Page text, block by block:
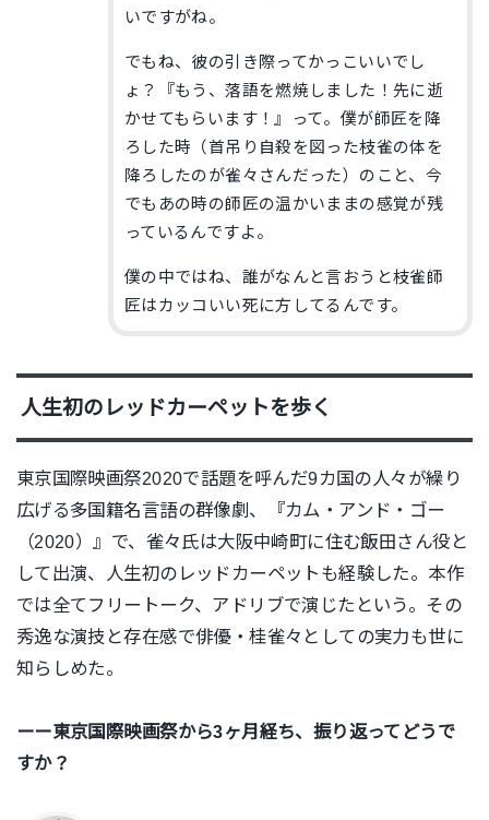
いですがね。
でもね、彼の引き際ってかっこいいでし
ょ？『もう、落語を燃焼しました！先に逝
かせてもらいます！』って。僕が師匠を降
ろした時（首吊り自殺を図った枝雀の体を
降ろしたのが雀々さんだった）のこと、今
でもあの時の師匠の温かいままの感覚が残
っているんですよ。
僕の中ではね、誰がなんと言おうと枝雀師
匠はカッコいい死に方してるんです。
人生初のレッドカーペットを歩く
東京国際映画祭2020で話題を呼んだ9カ国の人々が繰り
広げる多国籍名言語の群像劇、『カム・アンド・ゴー
（2020）』で、雀々氏は大阪中崎町に住む飯田さん役と
して出演、人生初のレッドカーペットも経験した。本作
では全てフリートーク、アドリブで演じたという。その
秀逸な演技と存在感で俳優・桂雀々としての実力も世に
知らしめた。
ーー東京国際映画祭から3ヶ月経ち、振り返ってどうで
すか？